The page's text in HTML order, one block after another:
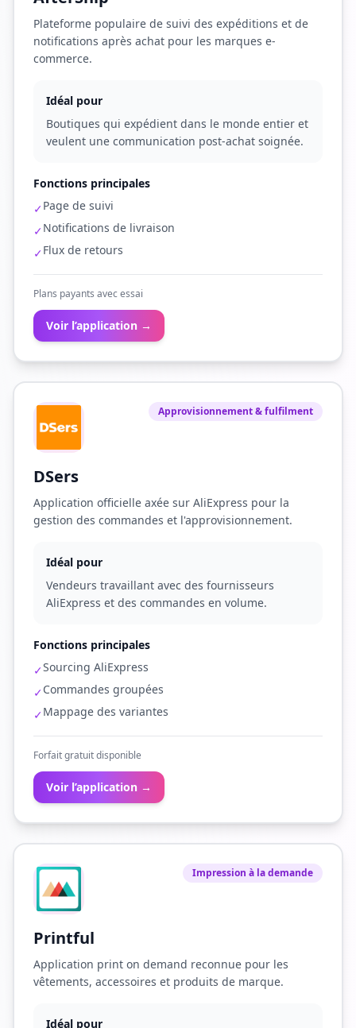
Plateforme populaire de suivi des expéditions et de
notifications après achat pour les marques e-
commerce.
Idéal pour
Boutiques qui expédient dans le monde entier et
veulent une communication post-achat soignée.
Fonctions principales
✓Page de suivi
✓Notifications de livraison
✓Flux de retours
Plans payants avec essai
Voir l’application →
Approvisionnement & fulfilment
DSers
Application officielle axée sur AliExpress pour la
gestion des commandes et l'approvisionnement.
Idéal pour
Vendeurs travaillant avec des fournisseurs
AliExpress et des commandes en volume.
Fonctions principales
✓Sourcing AliExpress
✓Commandes groupées
✓Mappage des variantes
Forfait gratuit disponible
Voir l’application →
Impression à la demande
Printful
Application print on demand reconnue pour les
vêtements, accessoires et produits de marque.
Idéal pour